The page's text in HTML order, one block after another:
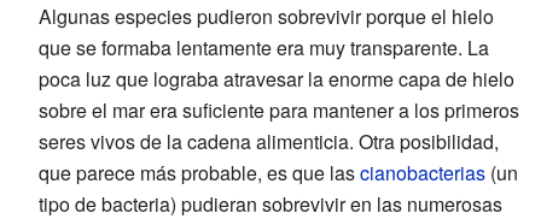
Algunas especies pudieron sobrevivir porque el hielo
que se formaba lentamente era muy transparente. La
poca luz que lograba atravesar la enorme capa de hielo
sobre el mar era suficiente para mantener a los primeros
seres vivos de la cadena alimenticia. Otra posibilidad,
que parece más probable, es que lascianobacterias (un
tipo de bacteria) pudieran sobrevivir en las numerosas